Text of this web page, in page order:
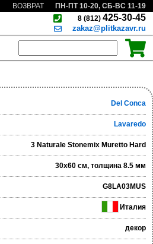
ВОЗВРАТ
ПН-ПТ 10-20, СБ-ВС 11-19
8 (812) 425-30-45
zakaz@plitkazavr.ru
Del Conca
Lavaredo
3 Naturale Stonemix Muretto Hard
30x60 см, толщина 8.5 мм
G8LA03MUS
Италия
декор